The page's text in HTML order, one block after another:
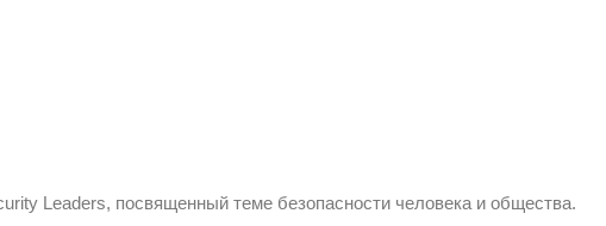
Leaders, посвященный теме безопасности человека и общества.